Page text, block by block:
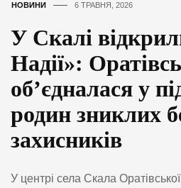
НОВИНИ 6 ТРАВНЯ, 2026
У Скалі
Надії»:
об’єдналася у
родин зниклих
захисників
У центрі села Скала